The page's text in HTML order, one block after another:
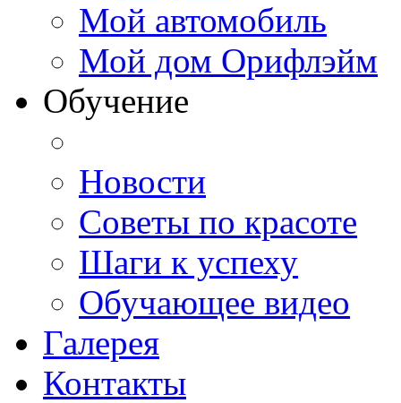
Мой автомобиль
Мой дом Орифлэйм
Обучение
Новости
Советы по красоте
Шаги к успеху
Обучающее видео
Галерея
Контакты